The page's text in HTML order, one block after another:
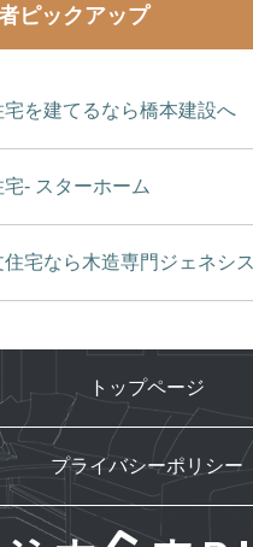
ピックアップ
宅を建てるなら橋本建設へ
- スターホーム
宅なら木造専門ジェネシス
トップページ
プライバシーポリシー